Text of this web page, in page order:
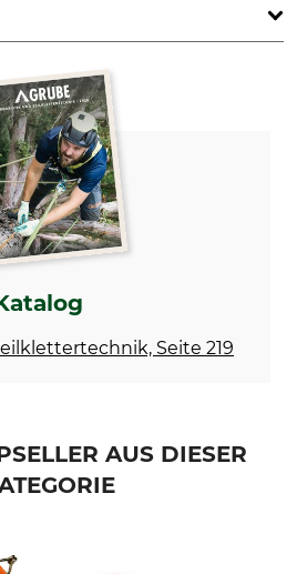
Länge
4 m
Seite 219
AUS DIESER